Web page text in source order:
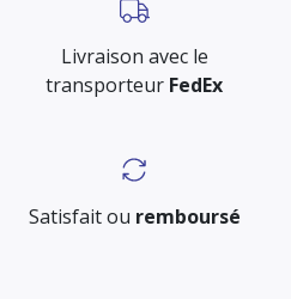
Livraison avec le
transporteur FedEx
Satisfait ou remboursé